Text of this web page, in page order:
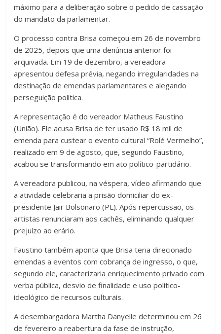
máximo para a deliberação sobre o pedido de cassação
do mandato da parlamentar.
O processo contra Brisa começou em 26 de novembro
de 2025, depois que uma denúncia anterior foi
arquivada. Em 19 de dezembro, a vereadora
apresentou defesa prévia, negando irregularidades na
destinação de emendas parlamentares e alegando
perseguição política.
A representação é do vereador Matheus Faustino
(União). Ele acusa Brisa de ter usado R$ 18 mil de
emenda para custear o evento cultural “Rolé Vermelho”,
realizado em 9 de agosto, que, segundo Faustino,
acabou se transformando em ato político-partidário.
A vereadora publicou, na véspera, vídeo afirmando que
a atividade celebraria a prisão domiciliar do ex-
presidente Jair Bolsonaro (PL). Após repercussão, os
artistas renunciaram aos cachês, eliminando qualquer
prejuízo ao erário.
Faustino também aponta que Brisa teria direcionado
emendas a eventos com cobrança de ingresso, o que,
segundo ele, caracterizaria enriquecimento privado com
verba pública, desvio de finalidade e uso político-
ideológico de recursos culturais.
A desembargadora Martha Danyelle determinou em 26
de fevereiro a reabertura da fase de instrução,